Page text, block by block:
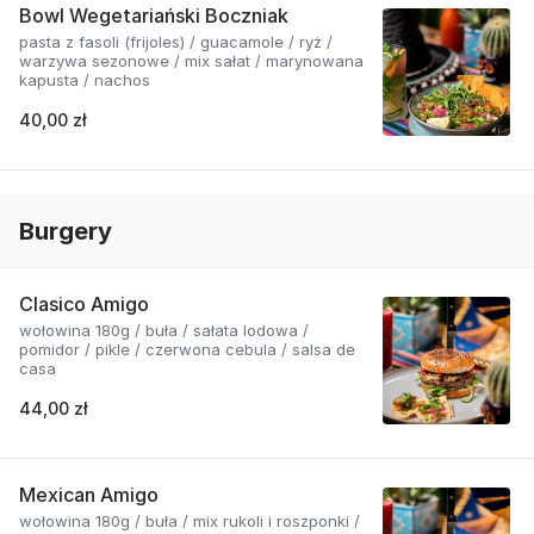
Bowl Wegetariański Boczniak
pasta z fasoli (frijoles) / guacamole / ryż /
warzywa sezonowe / mix sałat / marynowana
kapusta / nachos
40,00 zł
Burgery
Clasico Amigo
wołowina 180g / buła / sałata lodowa /
pomidor / pikle / czerwona cebula / salsa de
casa
44,00 zł
Mexican Amigo
wołowina 180g / buła / mix rukoli i roszponki /